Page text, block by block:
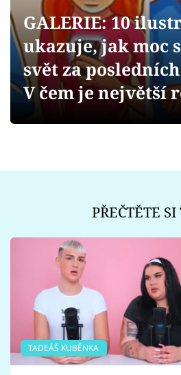
Videa
Sledujte prima+
GALERIE: 10
ukazuje, jak moc
svět za
V čem je největší
PŘEČTĚTE
TADEÁŠ KUBĚNKA